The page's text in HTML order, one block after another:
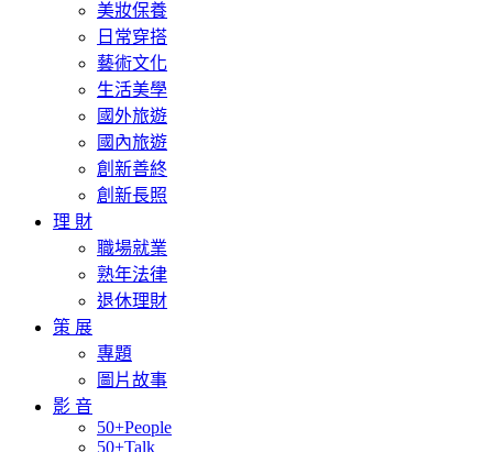
美妝保養
日常穿搭
藝術文化
生活美學
國外旅遊
國內旅遊
創新善終
創新長照
理 財
職場就業
熟年法律
退休理財
策 展
專題
圖片故事
影 音
50+People
50+Talk